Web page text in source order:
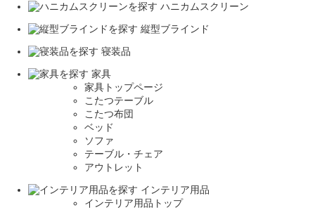
ハニカムスクリーン
縦型ブラインド
寝装品
家具
家具トップページ
こたつテーブル
こたつ布団
ベッド
ソファ
テーブル・チェア
アウトレット
インテリア用品
インテリア用品トップ